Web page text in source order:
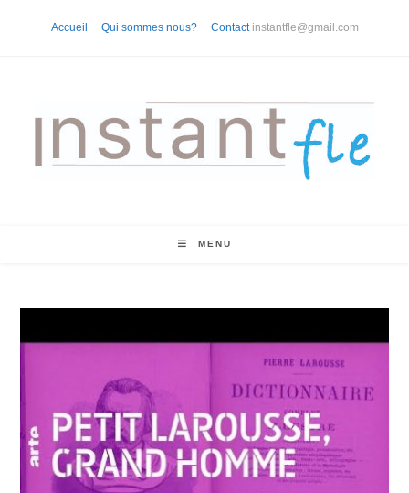
Accueil Qui sommes nous? Contact instantfle@gmail.com
MENU